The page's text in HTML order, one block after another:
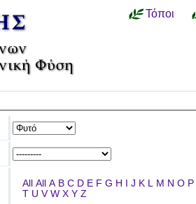
Τόποι
All All A B C D E F G H I J K L M N O P
T U V W X Y Z